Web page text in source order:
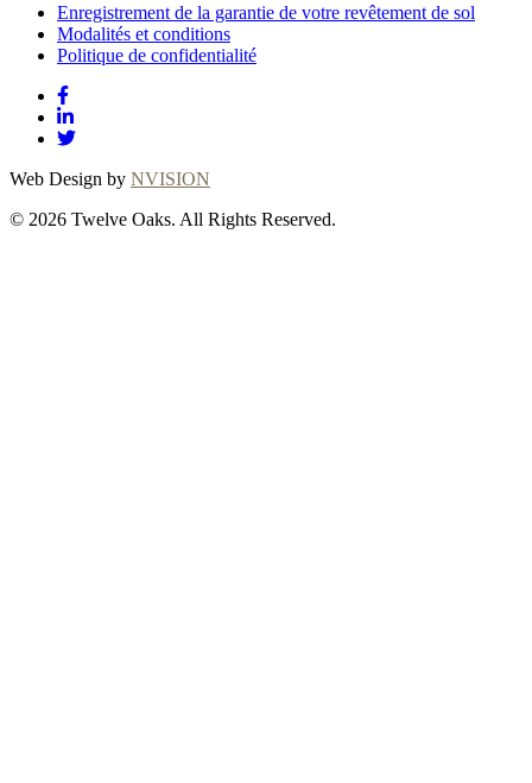
Enregistrement de la garantie de votre revêtement de sol
Modalités et conditions
Politique de confidentialité
Web Design by NVISION
© 2026 Twelve Oaks. All Rights Reserved.